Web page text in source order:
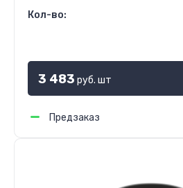
Кол-во:
3 483 руб. шт
Предзаказ